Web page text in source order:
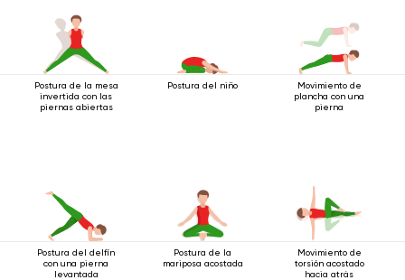
Postura de la mesa
invertida con las
piernas abiertas
Postura del niño
Movimiento de
plancha con una
pierna
Postura del delfín
con una pierna
levantada
Postura de la
mariposa acostada
Movimiento de
torsión acostado
hacia atrás